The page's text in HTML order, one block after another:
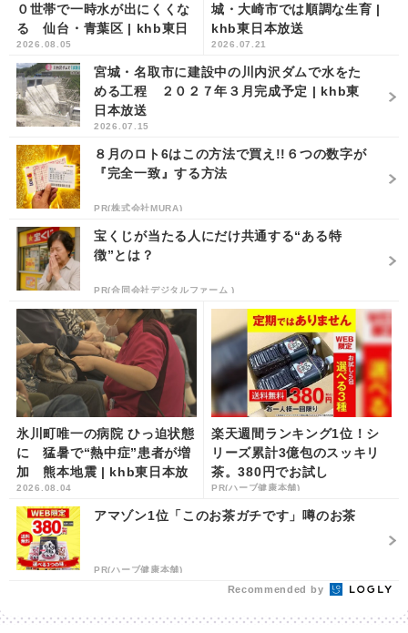
０世帯で一時水が出にくくな
る 仙台・青葉区 | khb東日
本放送
2026.08.05
城・大崎市では順調な生育 |
khb東日本放送
2026.07.21
宮城・名取市に建設中の川内沢ダムで水をた
める工程 ２０２７年３月完成予定 | khb東
日本放送
2026.07.15
８月のロト6はこの方法で買え!!６つの数字が
『完全一致』する方法
PR(株式会社MURA)
宝くじが当たる人にだけ共通する“ある特
徴”とは？
PR(合同会社デジタルファーム )
氷川町唯一の病院 ひっ迫状態
に 猛暑で“熱中症”患者が増
加 熊本地震 | khb東日本放
送
2026.08.04
楽天週間ランキング1位！シ
リーズ累計3億包のスッキリ
茶。380円でお試し
PR(ハーブ健康本舗)
アマゾン1位「このお茶ガチです」噂のお茶
PR(ハーブ健康本舗)
Recommended by